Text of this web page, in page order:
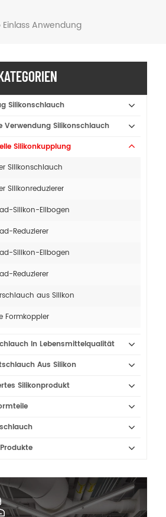
Anwendung
Silikonschlauch
Verwendung Silikonschlauch
Silikonkupplung
Silikonschlauch
Silikonreduzierer
Silikon-Ellbogen
Reduzierer
Silikon-Ellbogen
Reduzierer
aus Silikon
Formkoppler
In Lebensmittelqualität
Aus Silikon
Silikonprodukt